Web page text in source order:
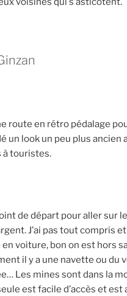
route en rétro pédalage
un look un peu plus ancien
à touristes.
de départ pour aller sur
J’ai pas tout compris
voiture, bon on est hors
il y a une navette ou du
Les mines sont dans la
est facile d’accès et est